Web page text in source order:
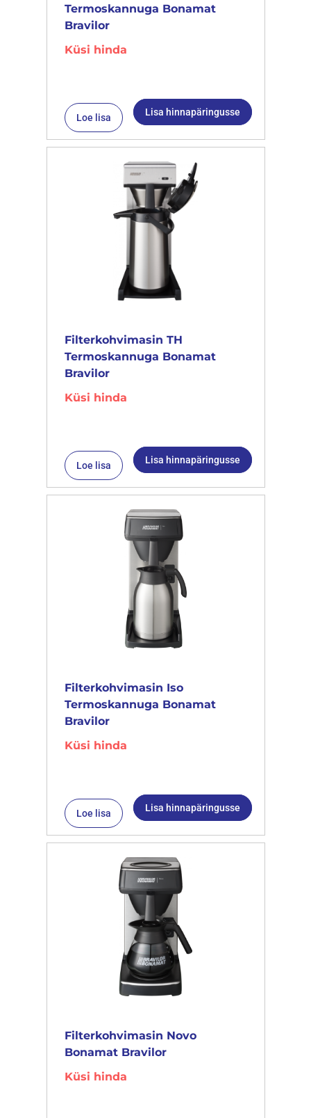
Termoskannuga Bonamat
Bravilor
Küsi hinda
Loe lisa Lisa hinnapäringusse
Filterkohvimasin TH
Termoskannuga Bonamat
Bravilor
Küsi hinda
Loe lisa Lisa hinnapäringusse
Filterkohvimasin Iso
Termoskannuga Bonamat
Bravilor
Küsi hinda
Loe lisa Lisa hinnapäringusse
Filterkohvimasin Novo
Bonamat Bravilor
Küsi hinda